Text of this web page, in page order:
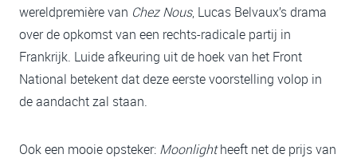
wereldpremière van Chez Nous, Lucas Belvaux’s drama
over de opkomst van een rechts-radicale partij in
Frankrijk. Luide afkeuring uit de hoek van het Front
National betekent dat deze eerste voorstelling volop in
de aandacht zal staan.
Ook een mooie opsteker: Moonlightheeft net de prijs van